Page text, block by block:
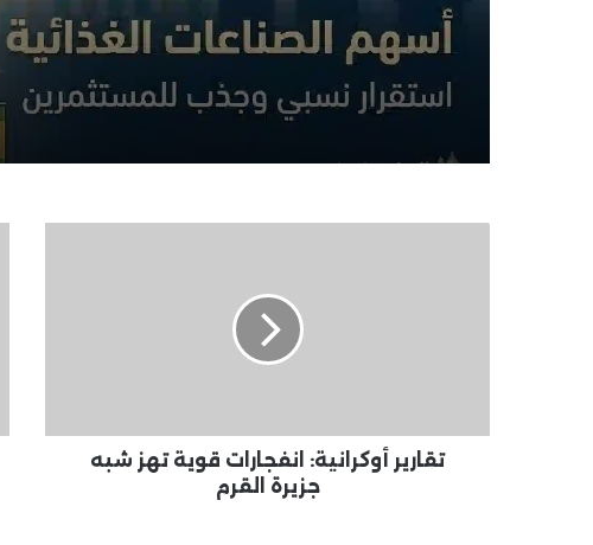
تقارير أوكرانية: انفجارات قوية تهز شبه
جزيرة القرم